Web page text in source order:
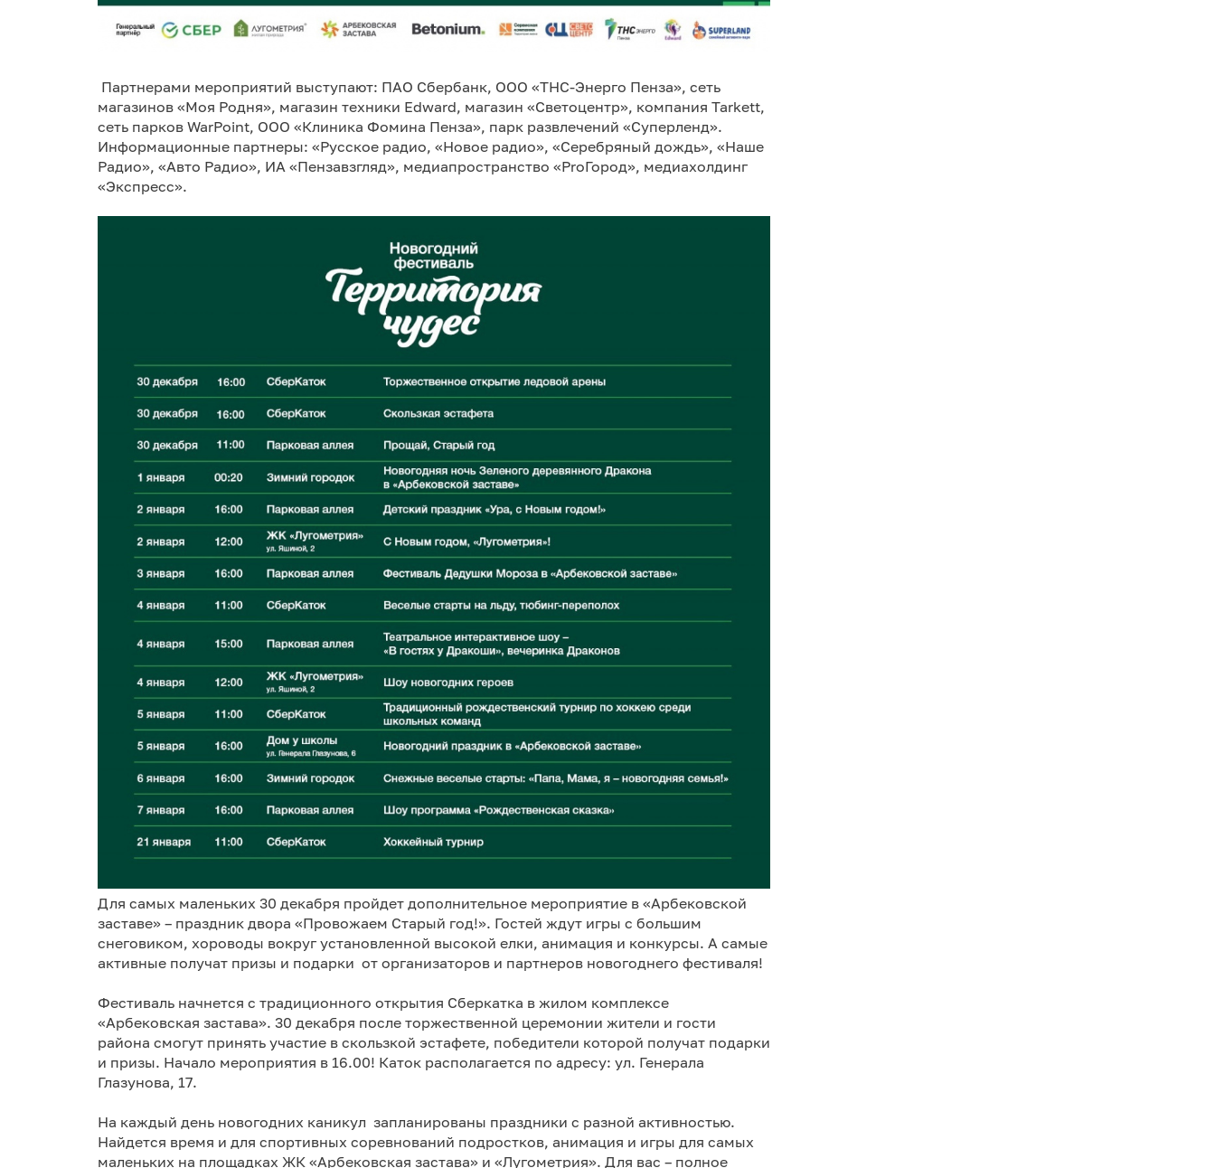
Партнерами мероприятий выступают: ПАО Сбербанк, ООО «ТНС-Энерго Пенза», сеть
магазинов «Моя Родня», магазин техники Edward, магазин «Светоцентр», компания Tarkett,
сеть парков WarPoint, ООО «Клиника Фомина Пенза», парк развлечений «Суперленд».
Информационные партнеры: «Русское радио, «Новое радио», «Серебряный дождь», «Наше
Радио», «Авто Радио», ИА «Пензавзгляд», медиапространство «PrоГород», медиахолдинг
«Экспресс».
Для самых маленьких 30 декабря пройдет дополнительное мероприятие в «Арбековской
заставе» – праздник двора «Провожаем Старый год!». Гостей ждут игры с большим
снеговиком, хороводы вокруг установленной высокой елки, анимация и конкурсы. А самые
активные получат призы и подарки от организаторов и партнеров новогоднего фестиваля!
Фестиваль начнется с традиционного открытия Сберкатка в жилом комплексе
«Арбековская застава». 30 декабря после торжественной церемонии жители и гости
района смогут принять участие в скользкой эстафете, победители которой получат подарки
и призы. Начало мероприятия в 16.00! Каток располагается по адресу: ул. Генерала
Глазунова, 17.
На каждый день новогодних каникул запланированы праздники с разной активностью.
Найдется время и для спортивных соревнований подростков, анимация и игры для самых
маленьких на площадках ЖК «Арбековская застава» и «Лугометрия». Для вас – полное